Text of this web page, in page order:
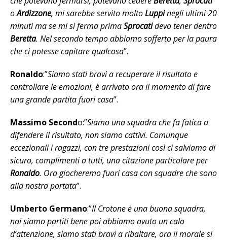
oArdizzone, mi sarebbe servito moltoLuppinegli ultimi 20
minuti ma se mi si ferma primaSprocatidevo tener dentro
Beretta. Nel secondo tempo abbiamo sofferto per la paura
che ci potesse capitare qualcosa”.
Ronaldo:”Siamo stati bravi a recuperare il risultato e
controllare le emozioni, è arrivato ora il momento di fare
una grande partita fuori casa”.
Massimo Secondo:”Siamo una squadra che fa fatica a
difendere il risultato, non siamo cattivi. Comunque
eccezionali i ragazzi, con tre prestazioni così ci salviamo di
sicuro, complimenti a tutti, una citazione particolare per
Ronaldo. Ora giocheremo fuori casa con squadre che sono
alla nostra portata”.
Umberto Germano:”Il Crotone è una buona squadra,
noi siamo partiti bene poi abbiamo avuto un calo
d’attenzione, siamo stati bravi a ribaltare, ora il morale si